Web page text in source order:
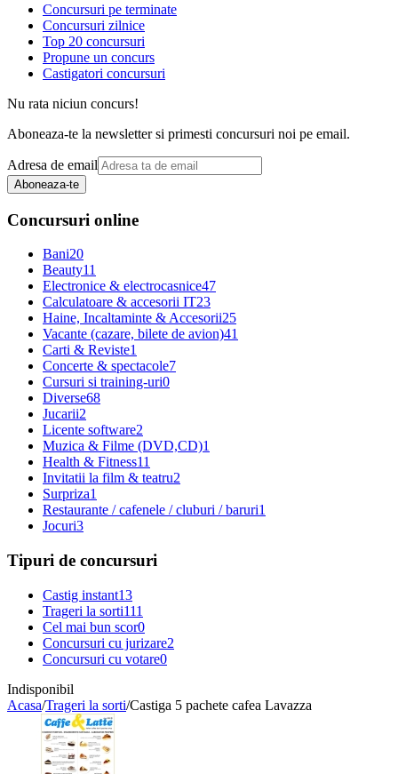
Concursuri pe terminate
Concursuri zilnice
Top 20 concursuri
Propune un concurs
Castigatori concursuri
Nu rata niciun concurs!
Aboneaza-te la newsletter si primesti concursuri noi pe email.
Adresa de email
Aboneaza-te
Concursuri online
Bani20
Beauty11
Electronice & electrocasnice47
Calculatoare & accesorii IT23
Haine, Incaltaminte & Accesorii25
Vacante (cazare, bilete de avion)41
Carti & Reviste1
Concerte & spectacole7
Cursuri si training-uri0
Diverse68
Jucarii2
Licente software2
Muzica & Filme (DVD,CD)1
Health & Fitness11
Invitatii la film & teatru2
Surpriza1
Restaurante / cafenele / cluburi / baruri1
Jocuri3
Tipuri de concursuri
Castig instant13
Trageri la sorti111
Cel mai bun scor0
Concursuri cu jurizare2
Concursuri cu votare0
Indisponibil
Acasa/Trageri la sorti/Castiga 5 pachete cafea Lavazza